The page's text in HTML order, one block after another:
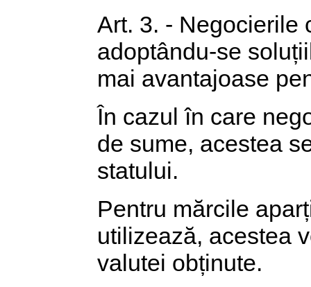
Art. 3. - Negocierile
adoptându-se
mai avantajoase
În cazul în care
de sume, acestea
statului.
Pentru mărcile
utilizează, acestea
valutei obținute.